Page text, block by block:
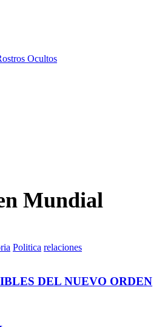
Ocultos
Mundial
Politica relaciones
DEL NUEVO ORDEN